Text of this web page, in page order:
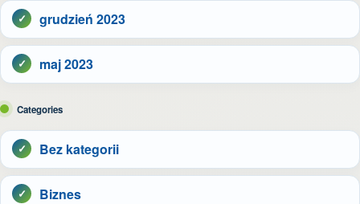
grudzień 2023
maj 2023
Categories
Bez kategorii
Biznes